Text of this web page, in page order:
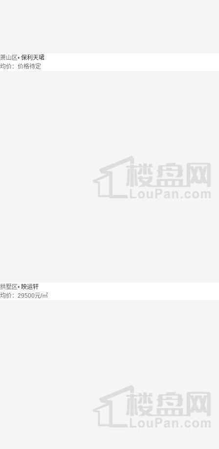
萧山区• 保利天珺
均价： 价格待定
拱墅区• 映运轩
均价： 29500元/㎡